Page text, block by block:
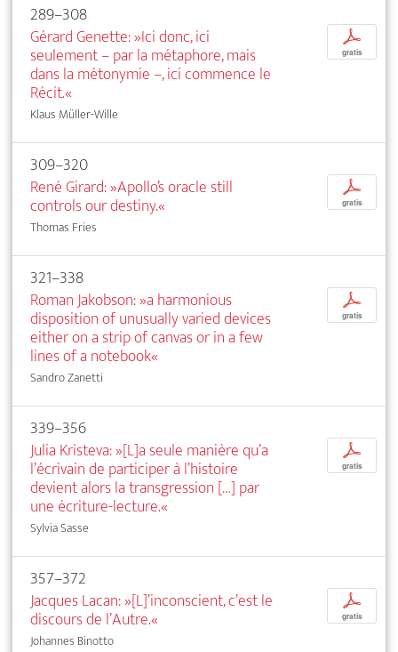
289–308
Gérard Genette: »Ici donc, ici
seulement – par la métaphore, mais
dans la métonymie –, ici commence le
Récit.«
Klaus Müller-Wille
p
gratis
309–320
René Girard: »Apollo’s oracle still
controls our destiny.«
Thomas Fries
p
gratis
321–338
Roman Jakobson: »a harmonious
disposition of unusually varied devices
either on a strip of canvas or in a few
lines of a notebook«
Sandro Zanetti
p
gratis
339–356
Julia Kristeva: »[L]a seule manière qu’a
l’écrivain de participer à l’histoire
devient alors la transgression […] par
une écriture-lecture.«
Sylvia Sasse
p
gratis
357–372
Jacques Lacan: »[L]’inconscient, c’est le
discours de l’Autre.«
Johannes Binotto
p
gratis